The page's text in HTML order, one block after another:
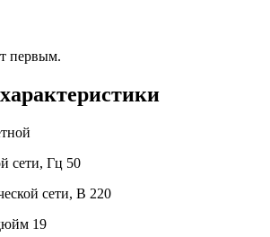
первым.
сети, Гц 50
сети, В 220
19